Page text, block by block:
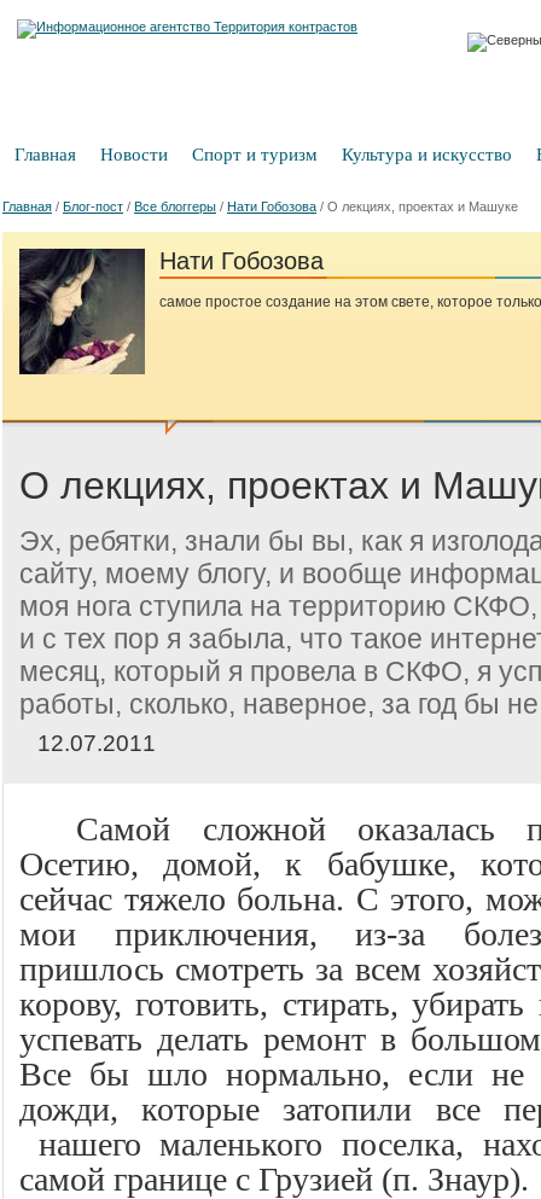
Главная Новости Спорт и туризм Культура и искусство
Главная / Блог-пост / Все блоггеры / Нати Гобозова / О лекциях, проектах и Машуке
Нати Гобозова
самое простое создание на этом свете, которое
О лекциях, проектах и
Эх, ребятки, знали бы вы, как я
сайту, моему блогу, и вообще
моя нога ступила на территорию
и с тех пор я забыла, что такое
месяц, который я провела в СКФО, я
работы, сколько, наверное, за год бы
12.07.2011
Самой сложной
Осетию, домой, к бабушке,
сейчас тяжело больна. С этого,
мои приключения, из-за
пришлось смотреть за всем
корову, готовить, стирать,
успевать делать ремонт в
Все бы шло нормально, если не
дожди, которые затопили все
нашего маленького поселка,
самой границе с Грузией (п. Знаур).